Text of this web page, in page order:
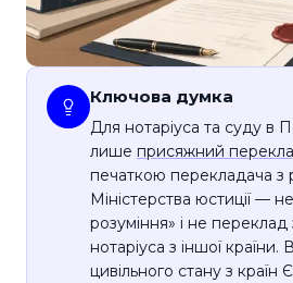
Ключова думка
Для нотаріуса та суду в
лише присяжний
печаткою перекладача з
Міністерства юстиції —
розуміння» і не
нотаріуса з іншої країни.
цивільного стану з